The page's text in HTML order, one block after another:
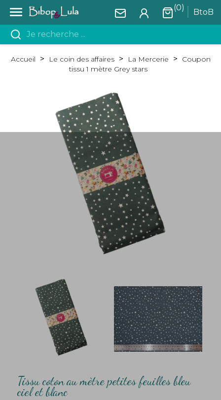
 BtoB
(0)
Accueil Le coin des affaires La Mercerie
Coupon
tissu 1 mètre Grey stars
Tissu coton au mètre petites feuilles bleu
ciel et blanc